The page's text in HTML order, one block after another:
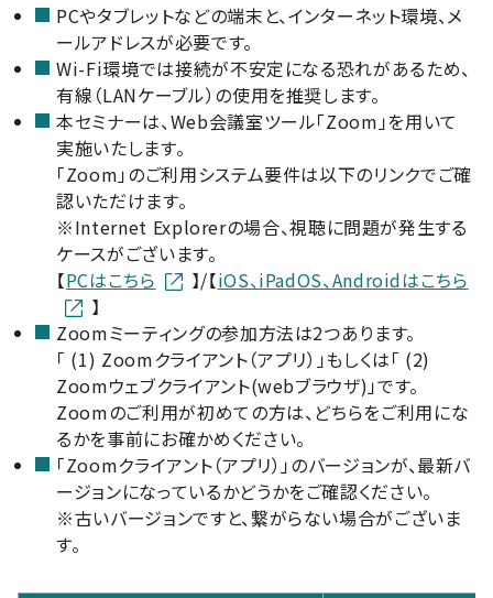
PCやタブレットなどの端末と、インターネット環境、メ
ールアドレスが必要です。
Wi-Fi環境では接続が不安定になる恐れがあるため、
有線（LANケーブル）の使用を推奨します。
本セミナーは、Web会議室ツール「Zoom」を用いて
実施いたします。
「Zoom」のご利用システム要件は以下のリンクでご確
認いただけます。
※Internet Explorerの場合、視聴に問題が発生する
ケースがございます。
【PCはこちら 】/【iOS、iPadOS、Androidはこちら
】
Zoomミーティングの参加方法は2つあります。
「 (1) Zoomクライアント（アプリ）」もしくは「 (2)
Zoomウェブクライアント(webブラウザ)」です。
Zoomのご利用が初めての方は、どちらをご利用にな
るかを事前にお確かめください。
「Zoomクライアント（アプリ）」のバージョンが、最新バ
ージョンになっているかどうかをご確認ください。
※古いバージョンですと、繋がらない場合がございま
す。